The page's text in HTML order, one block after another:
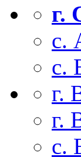
г.
с.
с.
г.
г.
с.